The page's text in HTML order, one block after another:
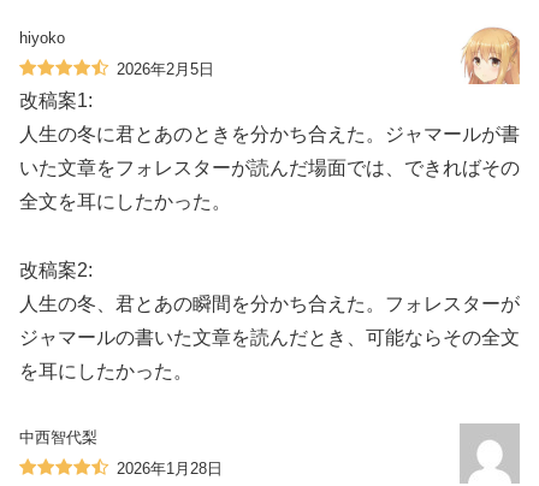
hiyoko
2026年2月5日
改稿案1:
人生の冬に君とあのときを分かち合えた。ジャマールが書
いた文章をフォレスターが読んだ場面では、できればその
全文を耳にしたかった。
改稿案2:
人生の冬、君とあの瞬間を分かち合えた。フォレスターが
ジャマールの書いた文章を読んだとき、可能ならその全文
を耳にしたかった。
中西智代梨
2026年1月28日